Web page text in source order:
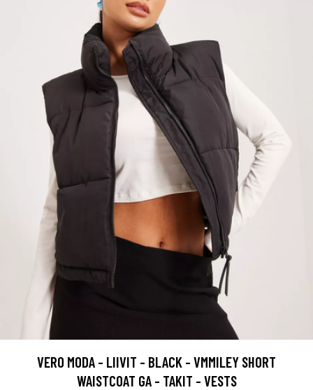
VERO MODA - LIIVIT - BLACK - VMMILEY SHORT
WAISTCOAT GA - TAKIT - VESTS